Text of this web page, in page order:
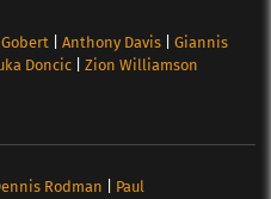
Anthony Davis| Giannis
Doncic| Zion Williamson
Rodman
Paul